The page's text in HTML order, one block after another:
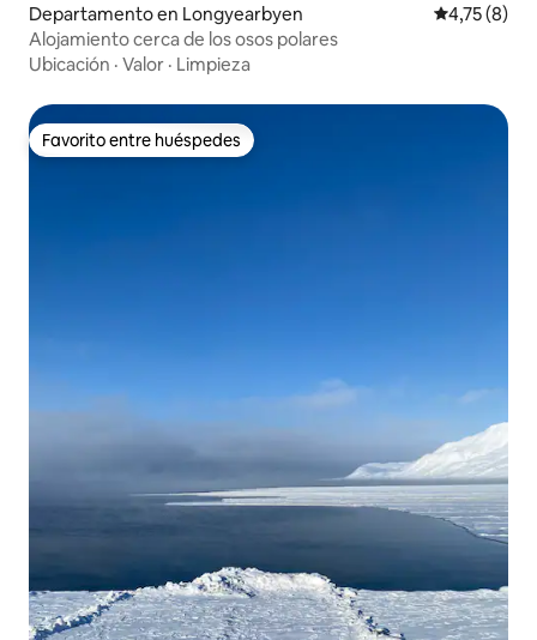
Departamento en Longyearbyen Calificación
4,75 (8)
Alojamiento cerca de los osos polares
Ubicación · Valor · Limpieza
Favorito entre huéspedes
Favorito entre huéspedes